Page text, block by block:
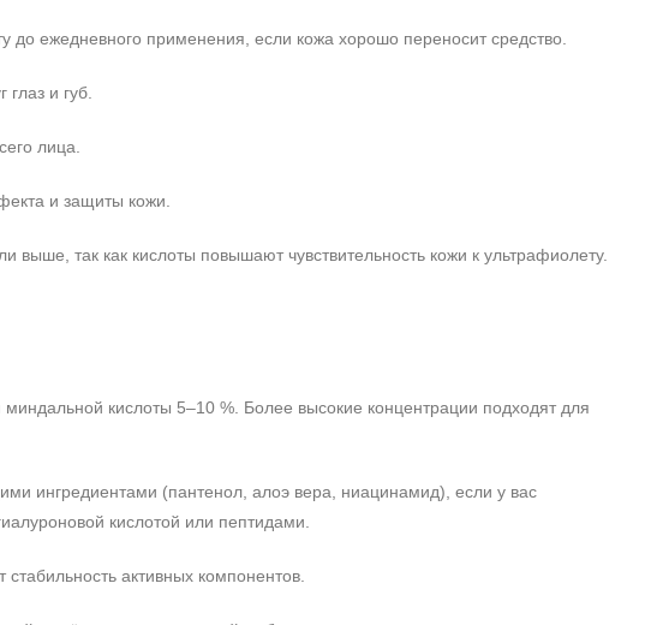
до ежедневного применения, если кожа хорошо переносит средство.
и губ.
лица.
и защиты кожи.
так как кислоты повышают чувствительность кожи к ультрафиолету.
кислоты 5–10 %. Более высокие концентрации подходят для
ингредиентами (пантенол, алоэ вера, ниацинамид), если у вас
кислотой или пептидами.
активных компонентов.